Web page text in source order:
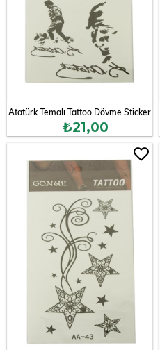
Atatürk Temalı Tattoo Dövme Sticker
₺21,00